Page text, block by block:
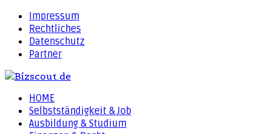
Impressum
Rechtliches
Datenschutz
Partner
HOME
Selbstständigkeit & Job
Ausbildung & Studium